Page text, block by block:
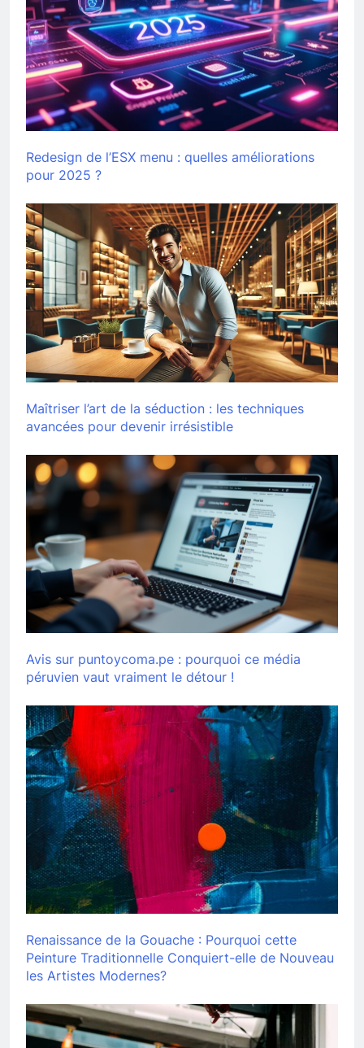
Redesign de l’ESX menu : quelles améliorations
pour 2025 ?
Maîtriser l’art de la séduction : les techniques
avancées pour devenir irrésistible
Avis sur puntoycoma.pe : pourquoi ce média
péruvien vaut vraiment le détour !
Renaissance de la Gouache : Pourquoi cette
Peinture Traditionnelle Conquiert-elle de Nouveau
les Artistes Modernes?